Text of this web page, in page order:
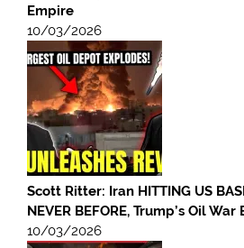
Empire
10/03/2026
Scott Ritter: Iran HITTING US
NEVER BEFORE, Trump’s Oil
10/03/2026